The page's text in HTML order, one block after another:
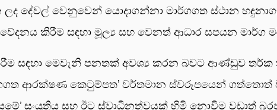
දේවල් වෙනුවෙන් යොදාගන්නා මාර්ගගත ස්ථාන
කිරීම සඳහා මූල්‍ය සහ වෙනත් ආධාර සපයන මාර්ග
සඳහා මෙවැනි පනතක් අවශ්‍ය කරන බවට ආණ්ඩුව
ආරක්ෂණ කෙටුම්පත’ වර්තමාන ස්වරූපයෙන්
සංයුතිය සහ ඊට ස්වාධීනත්වයක් හිමි නොවීම වඩාත්